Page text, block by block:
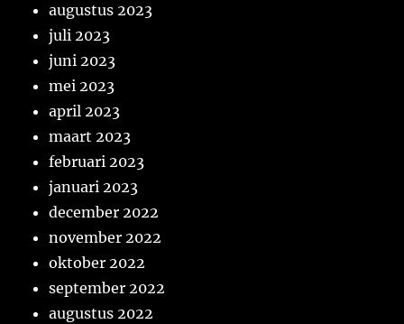
augustus 2023
juli 2023
juni 2023
mei 2023
april 2023
maart 2023
februari 2023
januari 2023
december 2022
november 2022
oktober 2022
september 2022
augustus 2022